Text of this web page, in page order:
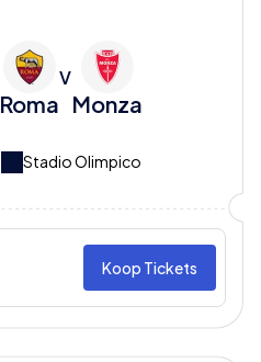
Roma
V
Monza
Stadio Olimpico
Koop Tickets